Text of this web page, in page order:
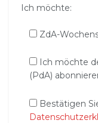
Ich möchte:
ZdA-
Ich möchte
(PdA)
Bestätigen